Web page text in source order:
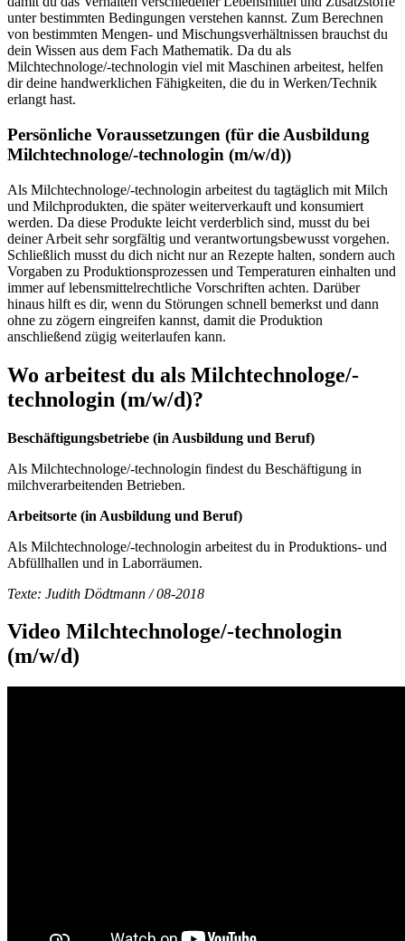
unter bestimmten Bedingungen verstehen kannst. Zum Berechnen
von bestimmten Mengen- und Mischungsverhältnissen brauchst du
dein Wissen aus dem Fach Mathematik. Da du als
Milchtechnologe/-technologin viel mit Maschinen arbeitest, helfen
dir deine handwerklichen Fähigkeiten, die du in Werken/Technik
erlangt hast.
Persönliche Voraussetzungen (für die Ausbildung
Milchtechnologe/-technologin (m/w/d))
Als Milchtechnologe/-technologin arbeitest du tagtäglich mit Milch
und Milchprodukten, die später weiterverkauft und konsumiert
werden. Da diese Produkte leicht verderblich sind, musst du bei
deiner Arbeit sehr sorgfältig und verantwortungsbewusst vorgehen.
Schließlich musst du dich nicht nur an Rezepte halten, sondern auch
Vorgaben zu Produktionsprozessen und Temperaturen einhalten und
immer auf lebensmittelrechtliche Vorschriften achten. Darüber
hinaus hilft es dir, wenn du Störungen schnell bemerkst und dann
ohne zu zögern eingreifen kannst, damit die Produktion
anschließend zügig weiterlaufen kann.
Wo arbeitest du als Milchtechnologe/-
technologin (m/w/d)?
Beschäftigungsbetriebe (in Ausbildung und Beruf)
Als Milchtechnologe/-technologin findest du Beschäftigung in
milchverarbeitenden Betrieben.
Arbeitsorte (in Ausbildung und Beruf)
Als Milchtechnologe/-technologin arbeitest du in Produktions- und
Abfüllhallen und in Laborräumen.
Texte: Judith Dödtmann / 08-2018
Video Milchtechnologe/-technologin
(m/w/d)